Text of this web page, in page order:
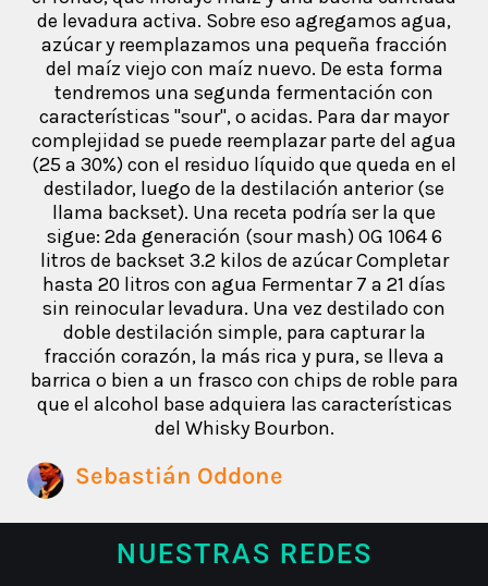
de levadura activa. Sobre eso agregamos agua,
azúcar y reemplazamos una pequeña fracción
del maíz viejo con maíz nuevo. De esta forma
tendremos una segunda fermentación con
características "sour", o acidas. Para dar mayor
complejidad se puede reemplazar parte del agua
(25 a 30%) con el residuo líquido que queda en el
destilador, luego de la destilación anterior (se
llama backset). Una receta podría ser la que
sigue: 2da generación (sour mash) OG 1064 6
litros de backset 3.2 kilos de azúcar Completar
hasta 20 litros con agua Fermentar 7 a 21 días
sin reinocular levadura. Una vez destilado con
doble destilación simple, para capturar la
fracción corazón, la más rica y pura, se lleva a
barrica o bien a un frasco con chips de roble para
que el alcohol base adquiera las características
del Whisky Bourbon.
Sebastián Oddone
NUESTRAS REDES